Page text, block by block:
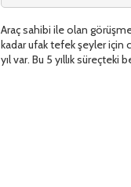
Araç sahibi ile olan
kadar ufak tefek şeyler için
yıl var. Bu 5 yıllık